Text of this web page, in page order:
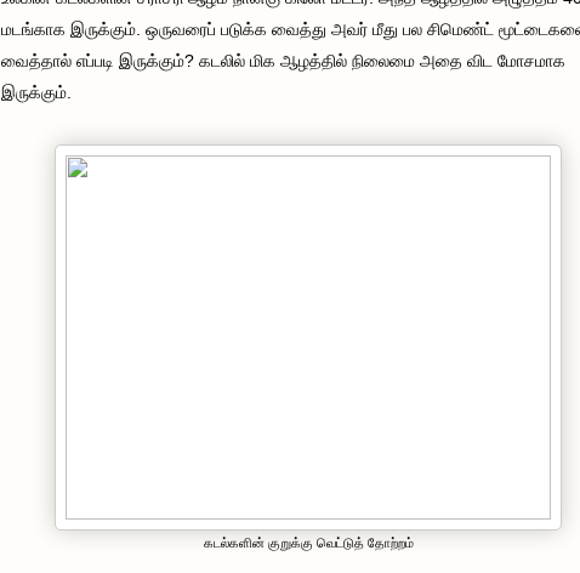
மடங்காக இருக்கும். ஒருவரைப் படுக்க வைத்து அவர் மீது பல சிமெண்ட்
வைத்தால் எப்படி இருக்கும்? கடலில் மிக ஆழத்தில் நிலைமை அதை விட மோசமாக
இருக்கும்.
கடல்களின் குறுக்கு வெட்டுத் தோற்றம்